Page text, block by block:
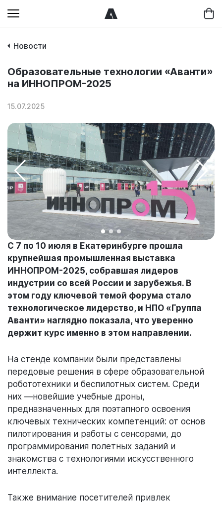
Новости
Образовательные технологии «Аванти»
на ИННОПРОМ-2025
15.07.2025
С 7 по 10 июля в Екатеринбурге прошла
крупнейшая промышленная выставка
ИННОПРОМ-2025, собравшая лидеров
индустрии со всей России и зарубежья. В
этом году ключевой темой форума стало
технологическое лидерство, и НПО «Группа
Аванти» наглядно показала, что уверенно
держит курс именно в этом направлении.
На стенде компании были представлены
передовые решения в сфере образовательной
робототехники и беспилотных систем. Среди
них —новейшие учебные дроны,
предназначенных для поэтапного освоения
ключевых технических компетенций: от основ
пилотирования и работы с сенсорами, до
программирования полетных заданий и
знакомства с технологиями искусственного
интеллекта.
Также внимание посетителей привлек